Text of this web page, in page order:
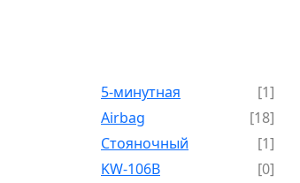
5-минутная
[1]
Airbag
[18]
Cтояночный
[1]
KW-106B
[0]